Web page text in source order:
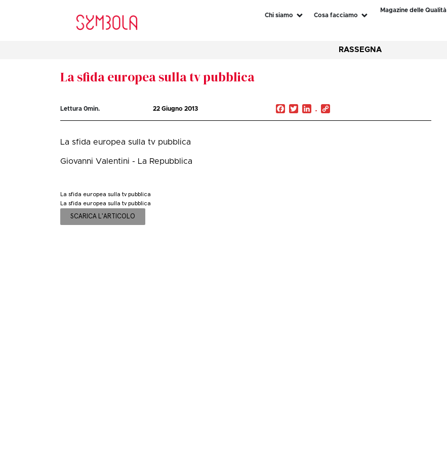
Chi siamo Cosa facciamo
Magazine delle Qualità
RASSEGNA
La sfida europea sulla tv pubblica
Lettura0min. 22 Giugno 2013 Facebook
TwitterLinkedIn
La sfida europea sulla tv pubblica
Giovanni Valentini - La Repubblica
La sfida europea sulla tv pubblica
La sfida europea sulla tv pubblica
SCARICA L'ARTICOLO